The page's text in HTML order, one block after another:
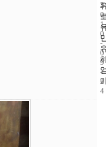
3
2
0
1
0
-
0
9
-
2
4